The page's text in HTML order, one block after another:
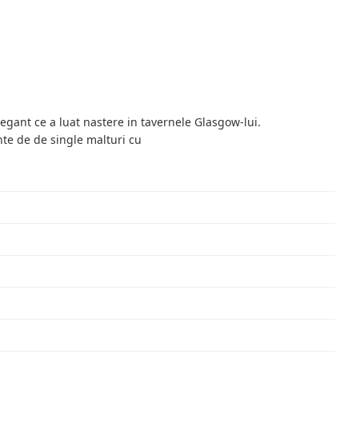
ce a luat nastere in tavernele Glasgow-lui.
de de single malturi cu